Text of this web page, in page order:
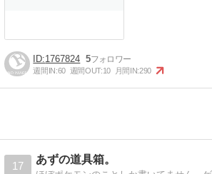
1767824 5
週間IN:60 週間OUT:10 月間IN:290
17
あずの道具箱。